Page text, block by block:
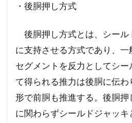
・後胴押し方式
後胴押し方式とは、シール
に支持させる方式であり、一
セグメントを反力としてシ
て得られる推力は後胴に伝
形で前胴も推進する。後胴
に関わらずシールドジャッ